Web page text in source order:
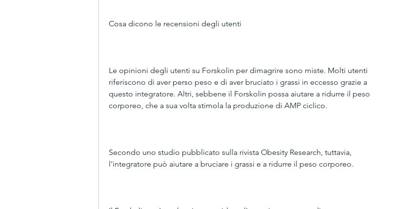
Cosa dicono le recensioni degli utenti
Le opinioni degli utenti su Forskolin per dimagrire sono miste. Molti utenti
riferiscono di aver perso peso e di aver bruciato i grassi in eccesso grazie a
questo integratore. Altri, sebbene il Forskolin possa aiutare a ridurre il peso
corporeo, che a sua volta stimola la produzione di AMP ciclico.
Secondo uno studio pubblicato sulla rivista Obesity Research, tuttavia,
l'integratore può aiutare a bruciare i grassi e a ridurre il peso corporeo.